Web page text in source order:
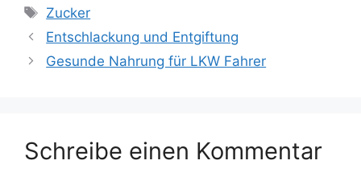
Schlagwörter
Zucker
Entschlackung und Entgiftung
Gesunde Nahrung für LKW Fahrer
Schreibe einen Kommentar